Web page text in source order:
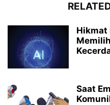
Hikmat
Saat